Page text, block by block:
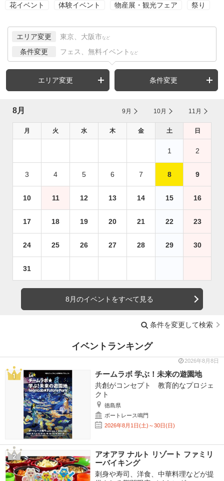
花イベント 体験イベント 物産展・観光フェア 祭り
エリア変更 東京、大阪市 など
条件変更 フェス、無料イベント など
エリア変更 条件変更
8月 9月 10月 11月
月 火 水 木 金 土 日
1 2
3 4 5 6 7 8 9
10 11 12 13 14 15 16
17 18 19 20 21 22 23
24 25 26 27 28 29 30
31
8月のイベントをすべて見る
条件を変更して検索
イベントランキング
2026年8月8日
チームラボ 学ぶ！未来の遊園地
共創がコンセプト 教育的なプロジェ
クト
徳島県
ボートレース鳴門
2026年8月1日(土)～30日(日)
アオアヲ ナルト リゾート ファミリ
ーバイキング
刺身や寿司、洋食、中華料理などが提